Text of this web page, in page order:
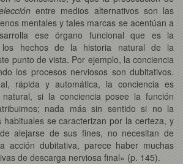
entre medios alternativos son las
mentales y tales marcas se acentúan a
ese órgano funcional que es la
los hechos de la historia natural de la
punto de vista. Por ejemplo, la conciencia
los procesos nerviosos son dubitativos.
rápida y automática, la conciencia es
si la conciencia posee la función
nada más sin sentido si no la
habituales se caracterizan por la certeza, y
alejarse de sus fines, no necesitan de
acción dubitativa, parece haber muchas
de descarga nerviosa final» (p. 145).